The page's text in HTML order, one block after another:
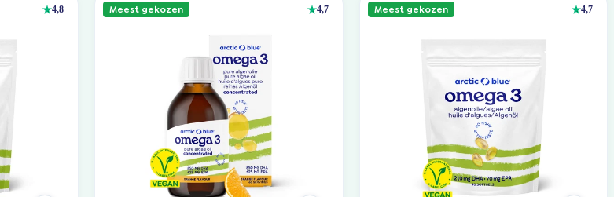
4,8 Meest gekozen 4,7 Meest gekozen 4,7